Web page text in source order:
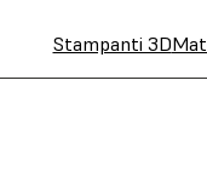
Stampanti 3D